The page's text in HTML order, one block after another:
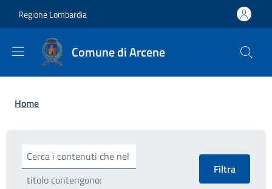
Regione Lombardia
Comune di Arcene
Briciole di pane
Home
Cerca i contenuti che nel
titolo contengono: